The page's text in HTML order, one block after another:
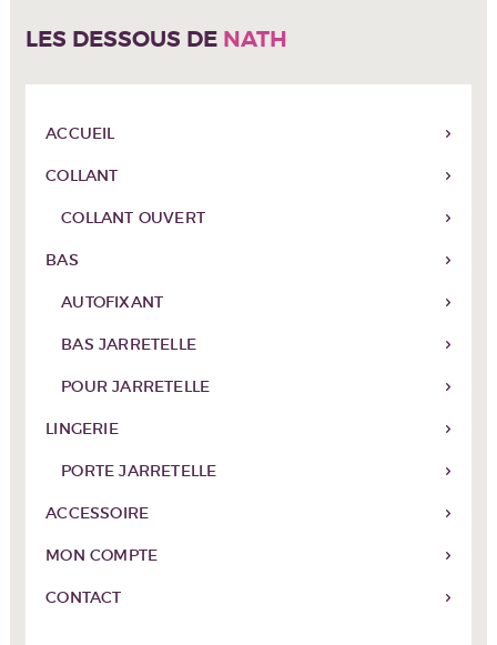
choisies
LES DESSOUS DE NATH
ACCUEIL
COLLANT
COLLANT OUVERT
BAS
AUTOFIXANT
BAS JARRETELLE
POUR JARRETELLE
LINGERIE
PORTE JARRETELLE
ACCESSOIRE
MON COMPTE
CONTACT